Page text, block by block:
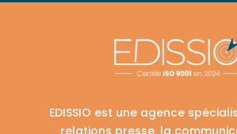
EDISSIO est une agence
relations presse, la